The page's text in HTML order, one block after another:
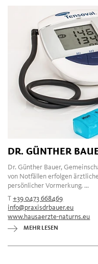
DR. GÜNTHER
Dr. Günther Bauer,
von Notfällen erfolgen
persönlicher Vormerkung. ...
T+39 0473 668469
info@praxisdrbauer.eu
www.hausaerzte-naturns.eu
MEHR LESEN